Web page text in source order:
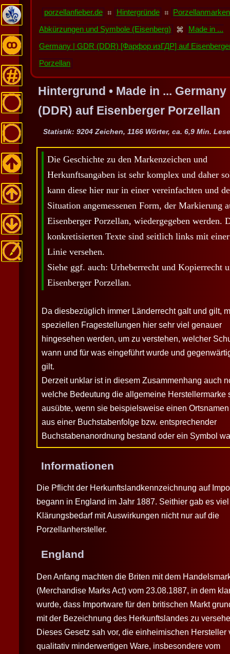
porzellanfieber.de ⌗ Hintergründe ⌗
Abkürzungen und Symbole (Eisenberg) ⌘ Made in ...
Germany | GDR (DDR) [Фарфор изГДР] auf
Porzellan
Hintergrund • Made in ... Germany
(DDR) auf Eisenberger Porzellan
Statistik: 9204 Zeichen, 1166 Wörter, ca. 6,9 Min.
Die Geschichte zu den Markenzeichen und
Herkunftsangaben ist sehr komplex und daher
kann diese hier nur in einer vereinfachten und
Situation angemessenen Form, der Markierung
Eisenberger Porzellan, wiedergegeben werden.
konkretisierten Texte sind seitlich links mit
Linie versehen.
Siehe ggf. auch: Urheberrecht und Kopierrecht
Eisenberger Porzellan.
Da diesbezüglich immer Länderrecht galt und gilt,
speziellen Fragestellungen hier sehr viel genauer
hingesehen werden, um zu verstehen, welcher
wann und für was eingeführt wurde und
gilt.
Derzeit unklar ist in diesem Zusammenhang auch
welche Bedeutung die allgemeine Herstellermarke
ausübte, wenn sie beispielsweise einen
aus einer Buchstabenfolge bzw. entsprechender
Buchstabenanordnung bestand oder ein Symbol
Informationen
Die Pflicht der Herkunftslandkennzeichnung auf
begann in England im Jahr 1887. Seithier gab es viel
Klärungsbedarf mit Auswirkungen nicht nur auf die
Porzellanhersteller.
England
Den Anfang machten die Briten mit dem
(Merchandise Marks Act) vom 23.08.1887, in dem
wurde, dass Importware für den britischen Markt
mit der Bezeichnung des Herkunftslandes zu
Dieses Gesetz sah vor, die einheimischen Hersteller
qualitativ minderwertigen Ware, insbesondere vom